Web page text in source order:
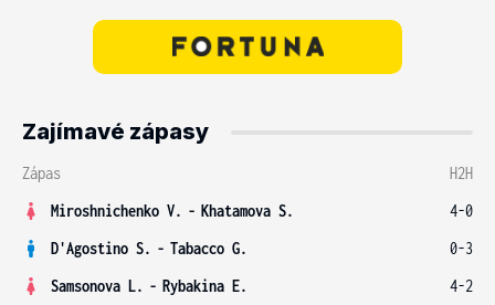
Zajímavé zápasy
Zápas
H2H
Miroshnichenko V. - Khatamova S.
4-0
D'Agostino S. - Tabacco G.
0-3
Samsonova L. - Rybakina E.
4-2